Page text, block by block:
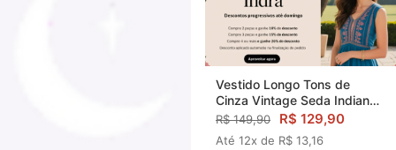
Vestido Longo Tons de
Cinza Vintage Seda Indiana
Coleção Premium 9705
R$ 149,90 R$ 129,90
Até 12x de R$ 13,16